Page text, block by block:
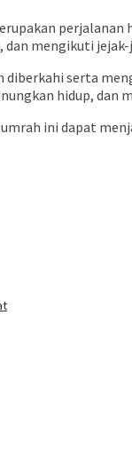
perjalanan
mengikuti
serta
hidup, dan
ini dapat